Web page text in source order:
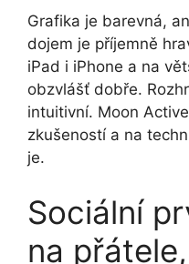
Grafika je barevná,
dojem je příjemně
iPad i iPhone a na
obzvlášť dobře.
intuitivní. Moon
zkušeností a na
je.
Sociální
na